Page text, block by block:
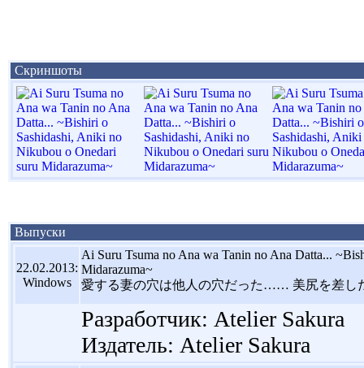
Скриншоты
Выпуски
22.02.2013:
Windows
Ai Suru Tsuma no Ana wa Tanin no Ana Datta...
Midarazuma~
愛する妻の穴は他人の穴だった…… 美尻を差し
Разработчик: Atelier Sakura
Издатель: Atelier Sakura